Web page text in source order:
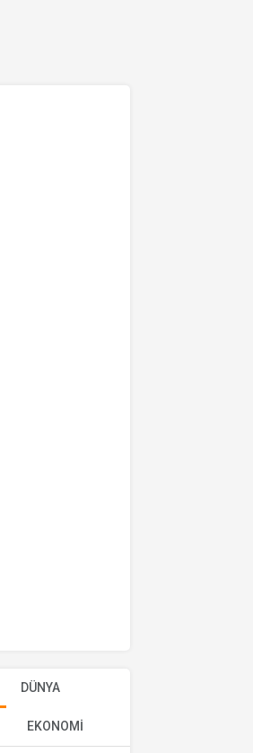
DÜNYA
EKONOMİ